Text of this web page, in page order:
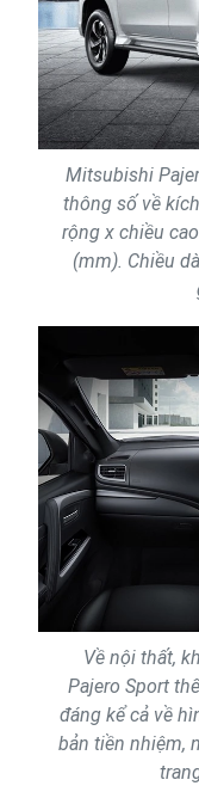
Mitsubishi
thông số về
rộng x chiều
(mm). Chiều
Về nội thất,
Pajero Sport
đáng kể cả về
bản tiền nhiệm,